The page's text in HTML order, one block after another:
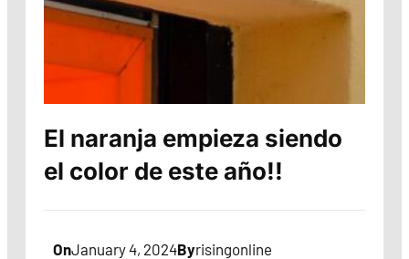
El naranja empieza siendo
el color de este año!!
OnJanuary 4, 2024Byrisingonline